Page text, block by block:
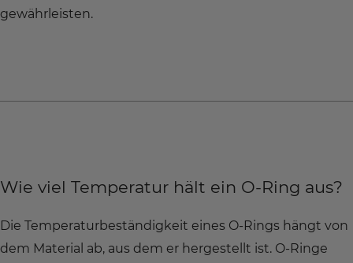
gewährleisten.
Wie viel Temperatur hält ein O-Ring aus?
Die Temperaturbeständigkeit eines O-Rings hängt von
dem Material ab, aus dem er hergestellt ist. O-Ringe